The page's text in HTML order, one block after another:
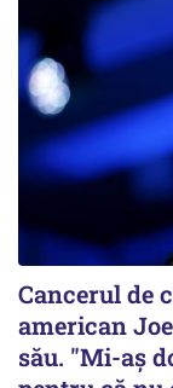
Cancerul de
american
său. "Mi-aș